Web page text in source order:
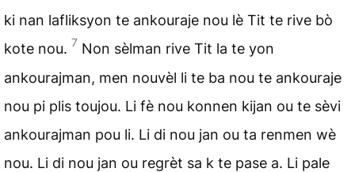
ki nan lafliksyon te ankouraje nou lè Tit te rive bò
kote nou. 7 Non sèlman rive Tit la te yon
ankourajman, men nouvèl li te ba nou te ankouraje
nou pi plis toujou. Li fè nou konnen kijan ou te sèvi
ankourajman pou li. Li di nou jan ou ta renmen wè
nou. Li di nou jan ou regrèt sa k te pase a. Li pale